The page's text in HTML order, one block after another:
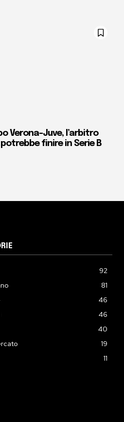
Verona-Juve, l’arbitro
potrebbe finire in Serie B
92
81
46
46
40
19
11